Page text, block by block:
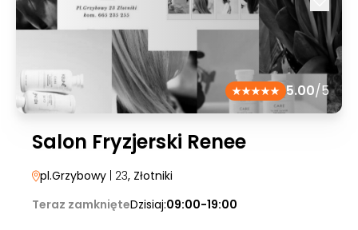
5.00/5
Salon Fryzjerski Renee
pl.Grzybowy | 23, Złotniki
Teraz zamknięteDzisiaj:09:00-19:00